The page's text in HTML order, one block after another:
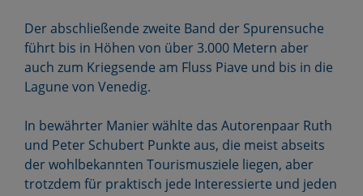
Der abschließende zweite Band der Spurensuche
führt bis in Höhen von über 3.000 Metern aber
auch zum Kriegsende am Fluss Piave und bis in die
Lagune von Venedig.
In bewährter Manier wählte das Autorenpaar Ruth
und Peter Schubert Punkte aus, die meist abseits
der wohlbekannten Tourismusziele liegen, aber
trotzdem für praktisch jede Interessierte und jeden